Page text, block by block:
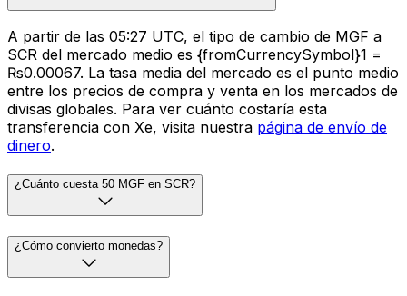
A partir de las 05:27 UTC, el tipo de cambio de MGF a
SCR del mercado medio es {fromCurrencySymbol}1 =
₨0.00067. La tasa media del mercado es el punto medio
entre los precios de compra y venta en los mercados de
divisas globales. Para ver cuánto costaría esta
transferencia con Xe, visita nuestra página de envío de
dinero.
¿Cuánto cuesta 50 MGF en SCR?
¿Cómo convierto monedas?